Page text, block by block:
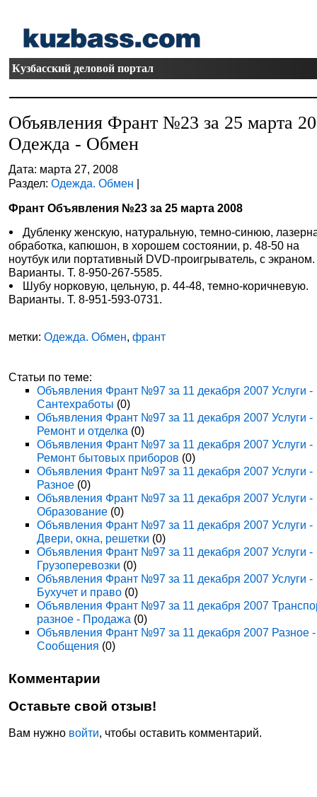
Кузбасский деловой портал
Объявления Франт №23 за 25 марта
Одежда - Обмен
Дата: марта 27, 2008
Раздел:Одежда. Обмен |
Франт Объявления №23 за 25 марта 2008
Дубленку женскую, натуральную, темно-синюю,
обработка, капюшон, в хорошем состоянии, р. 48-50 на
ноутбук или портативный DVD-проигрыватель, с экраном.
Варианты. Т. 8-950-267-5585.
Шубу норковую, цельную, р. 44-48, темно-коричневую.
Варианты. Т. 8-951-593-0731.
метки:Одежда. Обмен,франт
Статьи по теме:
Объявления Франт №97 за 11 декабря 2007 Услуги -
Сантехработы (0)
Объявления Франт №97 за 11 декабря 2007 Услуги -
Ремонт и отделка (0)
Объявления Франт №97 за 11 декабря 2007 Услуги -
Ремонт бытовых приборов (0)
Объявления Франт №97 за 11 декабря 2007 Услуги -
Разное (0)
Объявления Франт №97 за 11 декабря 2007 Услуги -
Образование (0)
Объявления Франт №97 за 11 декабря 2007 Услуги -
Двери, окна, решетки (0)
Объявления Франт №97 за 11 декабря 2007 Услуги -
Грузоперевозки (0)
Объявления Франт №97 за 11 декабря 2007 Услуги -
Бухучет и право (0)
Объявления Франт №97 за 11 декабря 2007
разное - Продажа (0)
Объявления Франт №97 за 11 декабря 2007 Разное -
Сообщения (0)
Комментарии
Оставьте свой отзыв!
Вам нужно войти, чтобы оставить комментарий.